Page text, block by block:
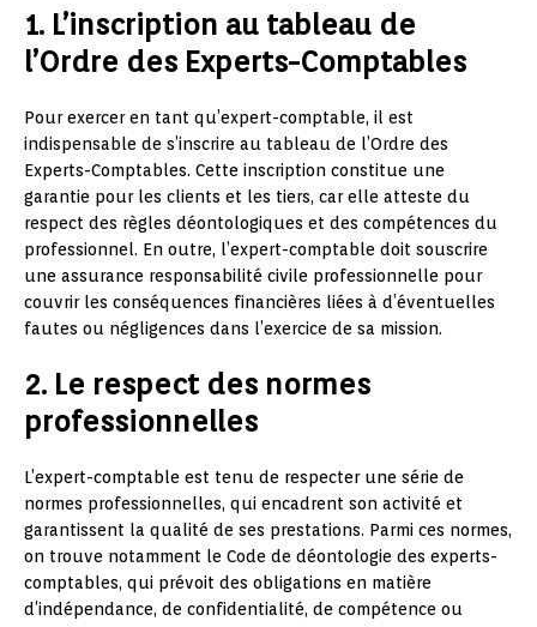
1. L’inscription au tableau de
l’Ordre des Experts-Comptables
Pour exercer en tant qu’expert-comptable, il est
indispensable de s’inscrire au tableau de l’Ordre des
Experts-Comptables. Cette inscription constitue une
garantie pour les clients et les tiers, car elle atteste du
respect des règles déontologiques et des compétences du
professionnel. En outre, l’expert-comptable doit souscrire
une assurance responsabilité civile professionnelle pour
couvrir les conséquences financières liées à d’éventuelles
fautes ou négligences dans l’exercice de sa mission.
2. Le respect des normes
professionnelles
L’expert-comptable est tenu de respecter une série de
normes professionnelles, qui encadrent son activité et
garantissent la qualité de ses prestations. Parmi ces normes,
on trouve notamment le Code de déontologie des experts-
comptables, qui prévoit des obligations en matière
d’indépendance, de confidentialité, de compétence ou